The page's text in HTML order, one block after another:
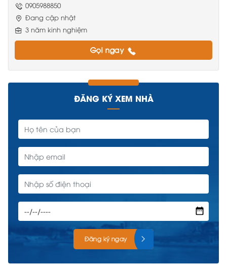
0905988850
Đang cập nhật
3 năm kinh nghiệm
Gọi ngay
ĐĂNG KÝ XEM NHÀ
Đăng ký ngay